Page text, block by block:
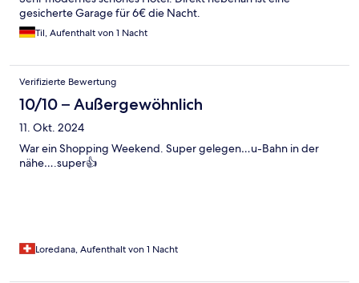
gesicherte Garage für 6€ die Nacht.
Til, Aufenthalt von 1 Nacht
Verifizierte Bewertung
10/10 – Außergewöhnlich
11. Okt. 2024
War ein Shopping Weekend. Super gelegen…u-Bahn in der
nähe….super👍
Loredana, Aufenthalt von 1 Nacht